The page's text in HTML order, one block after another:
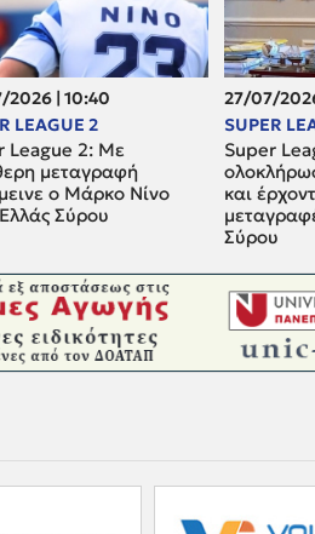
2026 | 10:40
LEAGUE 2
League 2: Mε
μεταγραφή
ο Μάρκο Νίνο
Σύρου
27/07/
SUPER
Super
και
Σύρου